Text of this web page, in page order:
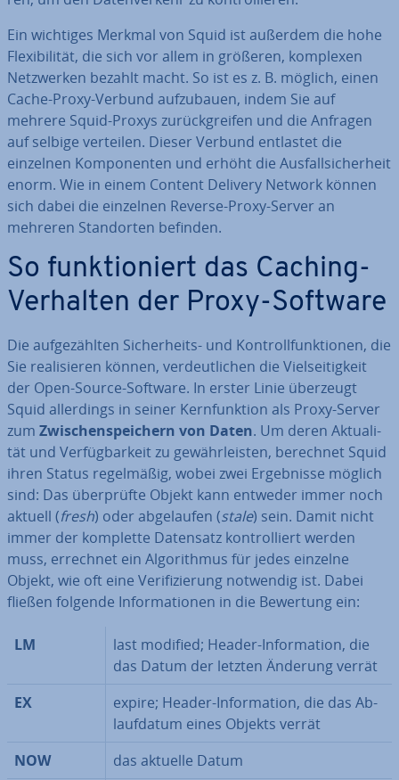
Ein wichtiges Merkmal von Squid ist außerdem die hohe
Fle­xi­bi­li­tät, die sich vor allem in größeren, komplexen
Netz­wer­ken bezahlt macht. So ist es z. B. möglich, einen
Cache-Proxy-Verbund auf­zu­bau­en, indem Sie auf
mehrere Squid-Proxys zu­rück­grei­fen und die Anfragen
auf selbige verteilen. Dieser Verbund entlastet die
einzelnen Kom­po­nen­ten und erhöht die Aus­fall­si­cher­heit
enorm. Wie in einem Content Delivery Network können
sich dabei die einzelnen Reverse-Proxy-Server an
mehreren Stand­or­ten befinden.
So funk­tio­niert das Caching-
Verhalten der Proxy-Software
Die auf­ge­zähl­ten Si­cher­heits- und Kon­troll­funk­tio­nen, die
Sie rea­li­sie­ren können, ver­deut­li­chen die Viel­sei­tig­keit
der Open-Source-Software. In erster Linie überzeugt
Squid al­ler­dings in seiner Kern­funk­ti­on als Proxy-Server
zum Zwi­schen­spei­chern von Daten. Um deren Ak­tua­li­
tät und Ver­füg­bar­keit zu ge­währ­leis­ten, berechnet Squid
ihren Status re­gel­mä­ßig, wobei zwei Er­geb­nis­se möglich
sind: Das über­prüf­te Objekt kann entweder immer noch
aktuell (fresh) oder ab­ge­lau­fen (stale) sein. Damit nicht
immer der komplette Datensatz kon­trol­liert werden
muss, errechnet ein Al­go­rith­mus für jedes einzelne
Objekt, wie oft eine Ve­ri­fi­zie­rung notwendig ist. Dabei
fließen folgende In­for­ma­tio­nen in die Bewertung ein:
LM
last modified; Header-In­for­ma­ti­on, die
das Datum der letzten Änderung verrät
EX
expire; Header-In­for­ma­ti­on, die das Ab­
lauf­da­tum eines Objekts verrät
NOW
das aktuelle Datum